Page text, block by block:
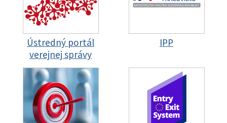
Ústredný portál
verejnej správy
IPP